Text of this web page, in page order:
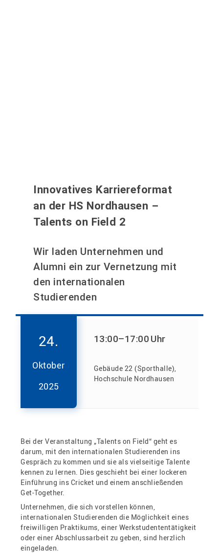
Innovatives Karriereformat
an der HS Nordhausen –
Talents on Field 2
Wir laden Unternehmen und
Alumni ein zur Vernetzung mit
den internationalen
Studierenden
24.
Oktober
2025
13:00–17:00 Uhr
Gebäude 22 (Sporthalle),
Hochschule Nordhausen
Bei der Veranstaltung „Talents on Field“ geht es
darum, mit den internationalen Studierenden ins
Gespräch zu kommen und sie als vielseitige Talente
kennen zu lernen. Dies geschieht bei einer lockeren
Einführung ins Cricket und einem anschließenden
Get-Together.
Unternehmen, die sich vorstellen können,
internationalen Studierenden die Möglichkeit eines
freiwilligen Praktikums, einer Werkstudententätigkeit
oder einer Abschlussarbeit zu geben, sind herzlich
eingeladen.